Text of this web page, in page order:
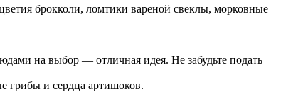
брокколи, ломтики вареной свеклы, морковные
на выбор — отличная идея. Не забудьте подать
грибы и сердца артишоков.